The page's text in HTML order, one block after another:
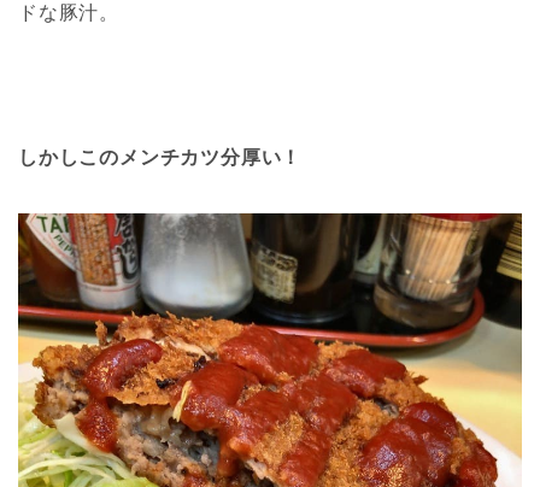
ドな豚汁。
しかしこのメンチカツ分厚い！